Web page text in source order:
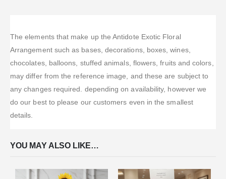
The elements that make up the Antidote Exotic Floral
Arrangement such as bases, decorations, boxes, wines,
chocolates, balloons, stuffed animals, flowers, fruits and colors,
may differ from the reference image, and these are subject to
any changes required. depending on availability, however we
do our best to please our customers even in the smallest
details.
YOU MAY ALSO LIKE…